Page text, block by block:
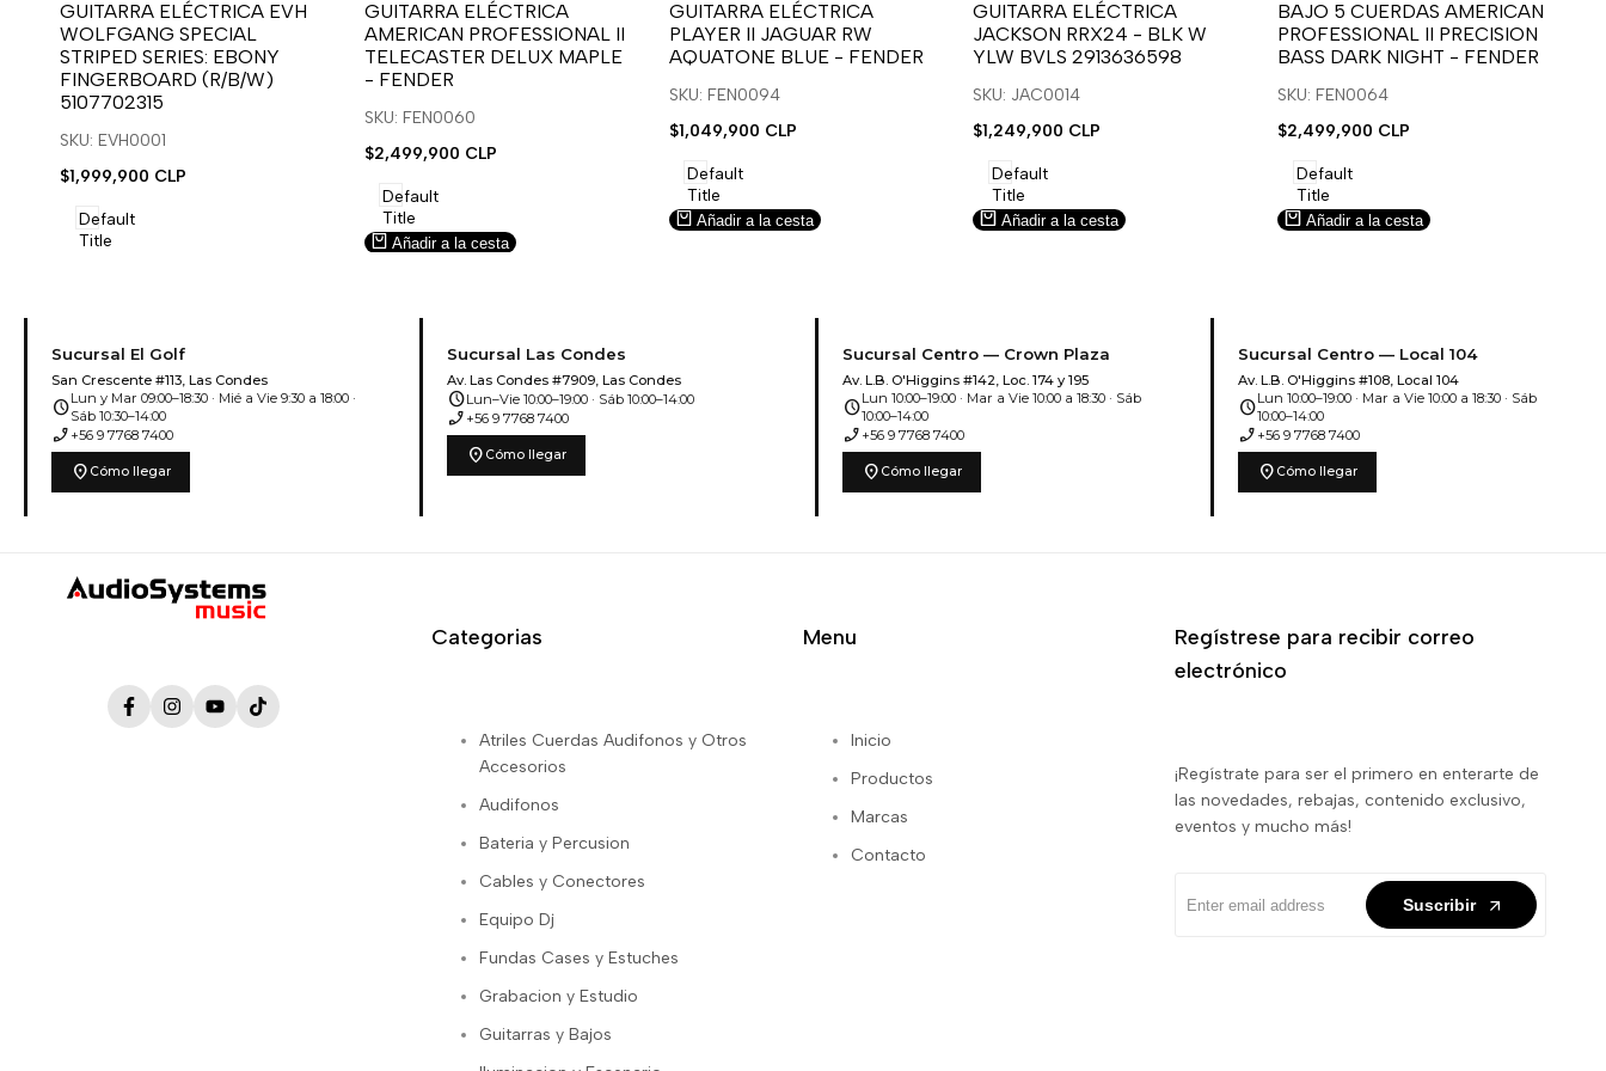
para
usar
la
lista
de
deseos.
para
usar
Compare
GUITARRA ELÉCTRICA EVH
WOLFGANG SPECIAL
STRIPED SERIES: EBONY
FINGERBOARD (R/B/W)
5107702315
SKU: EVH0001
Precio
venta
$1,999,900 CLP
Default
Title
para
usar
la
lista
de
para
usar
Compare
GUITARRA ELÉCTRICA
AMERICAN PROFESSIONAL II
TELECASTER DELUX MAPLE
- FENDER
SKU: FEN0060
Precio
venta
$2,499,900 CLP
Default
Title
Añadir a la cesta
para
usar
la
lista
deseos.
para
usar
Compare
GUITARRA ELÉCTRICA
PLAYER II JAGUAR RW
AQUATONE BLUE - FENDER
SKU: FEN0094
Precio
venta
$1,049,900 CLP
Default
Title
Añadir a la cesta
para
usar
la
lista
deseos.
para
usar
Compare
GUITARRA ELÉCTRICA
JACKSON RRX24 - BLK W
YLW BVLS 2913636598
SKU: JAC0014
Precio
venta
$1,249,900 CLP
Default
Title
Añadir a la cesta
para
usar
la
lista
deseos.
para
usar
Compare
BAJO 5 CUERDAS AMERICAN
PROFESSIONAL II PRECISION
BASS DARK NIGHT - FENDER
SKU: FEN0064
Precio
venta
$2,499,900 CLP
Default
Title
Añadir a la cesta
Sucursal El Golf
San Crescente #113, Las Condes
scheduleLun y Mar 09:00–18:30 · Mié a Vie 9:30 a 18:00 ·
Sáb 10:30–14:00
phone_enabled +56 9 7768 7400
location_on Cómo llegar
Sucursal Las Condes
Av. Las Condes #7909, Las Condes
scheduleLun–Vie 10:00–19:00 · Sáb 10:00–14:00
phone_enabled +56 9 7768 7400
location_on Cómo llegar
Sucursal Centro — Crown Plaza
Av. L.B. O'Higgins #142, Loc. 174 y 195
scheduleLun 10:00–19:00 · Mar a Vie 10:00 a 18:30 · Sáb
10:00–14:00
phone_enabled +56 9 7768 7400
location_on Cómo llegar
Sucursal Centro — Local 104
Av. L.B. O'Higgins #108, Local 104
scheduleLun 10:00–19:00 · Mar a Vie 10:00 a 18:30 · Sáb
10:00–14:00
phone_enabled +56 9 7768 7400
location_on Cómo llegar
FacebookInstagramYouTubeTikTok
Categorias
Atriles Cuerdas Audifonos y Otros
Accesorios
Audifonos
Bateria y Percusion
Cables y Conectores
Equipo Dj
Fundas Cases y Estuches
Grabacion y Estudio
Guitarras y Bajos
Menu
Inicio
Productos
Marcas
Contacto
Regístrese para recibir correo
electrónico
¡Regístrate para ser el primero en enterarte de
las novedades, rebajas, contenido exclusivo,
eventos y mucho más!
Suscribir